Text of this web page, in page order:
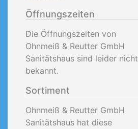
Öffnungszeiten
Die Öffnungszeiten von
Ohnmeiß & Reutter GmbH
Sanitätshaus sind leider nicht
bekannt.
Sortiment
Ohnmeiß & Reutter GmbH
Sanitätshaus hat diese